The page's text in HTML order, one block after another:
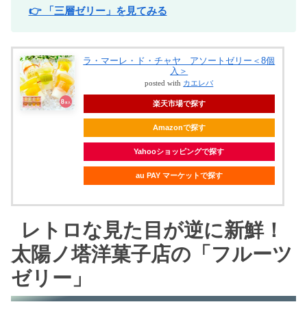
👉 「三層ゼリー」を見てみる
ラ・マーレ・ド・チャヤ アソートゼリー＜8個
入＞
posted with カエレバ
楽天市場で探す
Amazonで探す
Yahooショッピングで探す
au PAY マーケットで探す
レトロな見た目が逆に新鮮！
太陽ノ塔洋菓子店の「フルーツ
ゼリー」